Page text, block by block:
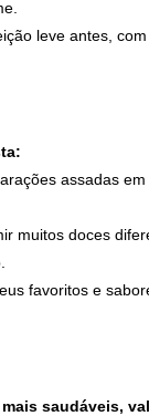
leve antes,
assadas
muitos doces
favoritos e
saudáveis,